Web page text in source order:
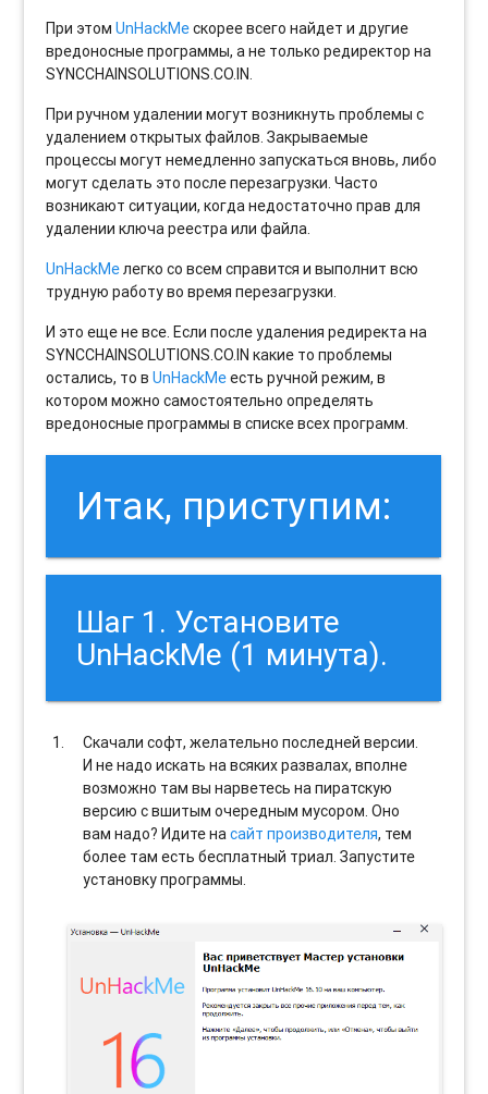
При этомUnHackMeскорее всего найдет и другие
вредоносные программы, а не только редиректор на
SYNCCHAINSOLUTIONS.CO.IN.
При ручном удалении могут возникнуть проблемы с
удалением открытых файлов. Закрываемые
процессы могут немедленно запускаться вновь, либо
могут сделать это после перезагрузки. Часто
возникают ситуации, когда недостаточно прав для
удалении ключа реестра или файла.
UnHackMeлегко со всем справится и выполнит всю
трудную работу во время перезагрузки.
И это еще не все. Если после удаления редиректа на
SYNCCHAINSOLUTIONS.CO.IN какие то проблемы
остались, то вUnHackMeесть ручной режим, в
котором можно самостоятельно определять
вредоносные программы в списке всех программ.
Итак, приступим:
Шаг 1. Установите
UnHackMe (1 минута).
Скачали софт, желательно последней версии.
И не надо искать на всяких развалах, вполне
возможно там вы нарветесь на пиратскую
версию с вшитым очередным мусором. Оно
вам надо? Идите насайт производителя, тем
более там есть бесплатный триал. Запустите
установку программы.